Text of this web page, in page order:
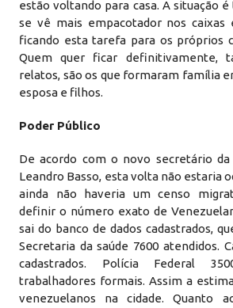
estão voltando para casa. A situação
se vê mais empacotador nos caixas
ficando esta tarefa para os próprios
Quem quer ficar definitivamente,
relatos, são os que formaram família
esposa e filhos.
Poder Público
De acordo com o novo secretário da
Leandro Basso, esta volta não estaria
ainda não haveria um censo
definir o número exato de
sai do banco de dados cadastrados,
Secretaria da saúde 7600 atendidos.
cadastrados. Polícia Federal
trabalhadores formais. Assim a
venezuelanos na cidade. Quanto